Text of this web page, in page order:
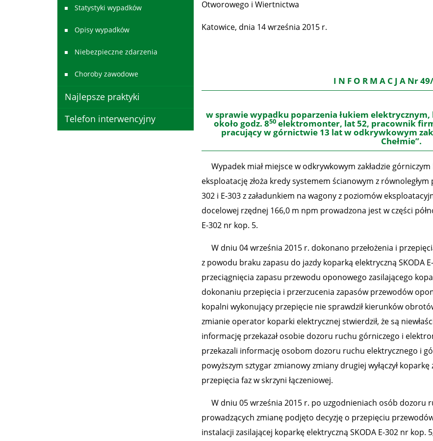
Otworowego i Wiertnictwa
Katowice, dnia 14 września 2015 r.
I N F O R M A C J A Nr
w sprawie wypadku poparzenia łukiem elektrycznym,
około godz. 850elektromonter, lat 52, pracownik
pracujący w górnictwie 13 lat w odkrywkowym
Chełmie”.
Wypadek miał miejsce w odkrywkowym zakładzie
eksploatację złoża kredy systemem ścianowym z
302 i E-303 z załadunkiem na wagony z poziomów
docelowej rzędnej 166,0 m npm prowadzona jest w części
E-302 nr kop. 5.
W dniu 04 września 2015 r. dokonano przełożenia i
z powodu braku zapasu do jazdy koparką elektryczną
przeciągnięcia zapasu przewodu oponowego zasilającego
dokonaniu przepięcia i przerzucenia zapasów przewodów
kopalni wykonujący przepięcie nie sprawdził kierunków
zmianie operator koparki elektrycznej stwierdził, że są
informację przekazał osobie dozoru ruchu górniczego i
przekazali informację osobom dozoru ruchu elektrycznego i
powyższym sztygar zmianowy zmiany drugiej wyłączył
przepięcia faz w skrzyni łączeniowej.
W dniu 05 września 2015 r. po uzgodnieniach osób dozoru
prowadzących zmianę podjęto decyzję o przepięciu
instalacji zasilającej koparkę elektryczną SKODA E-302 nr
Statystyki wypadków
Opisy wypadków
Niebezpieczne zdarzenia
Choroby zawodowe
Najlepsze praktyki
Telefon interwencyjny